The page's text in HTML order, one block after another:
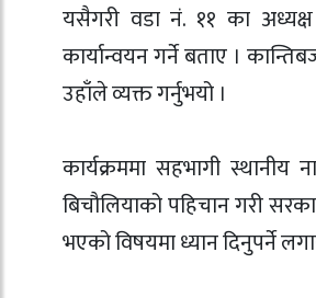
यसैगरी वडा नं. ११ का अध्यक्ष
कार्यान्वयन गर्ने बताए ।
उहाँले व्यक्त गर्नुभयो ।
कार्यक्रममा सहभागी स्थानीय
बिचौलियाको पहिचान गरी
भएको विषयमा ध्यान दिनुपर्ने